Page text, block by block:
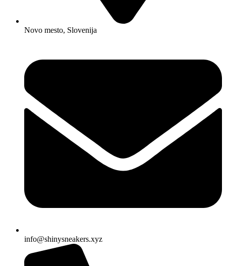
Novo mesto, Slovenija
info@shinysneakers.xyz